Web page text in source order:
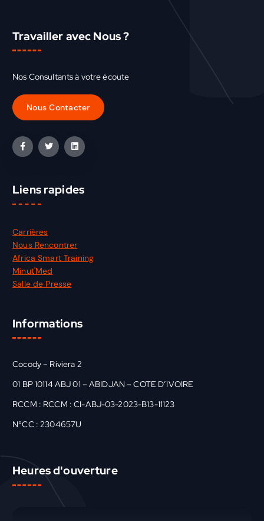
Travailler avec Nous ?
Nos Consultants à votre écoute
Liens rapides
Carrières
Nous Rencontrer
Africa Smart Training
Minut'Med
Salle de Presse
Informations
Cocody – Riviera 2
01 BP 10114 ABJ 01 – ABIDJAN – COTE D’IVOIRE
RCCM : RCCM : CI-ABJ-03-2023-B13-11123
N°CC : 2304657U
Heures d'ouverture